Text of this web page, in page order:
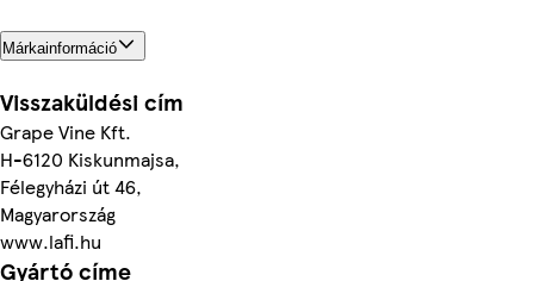
Márkainformáció
Visszaküldési cím
Grape Vine Kft.
H-6120 Kiskunmajsa,
Félegyházi út 46,
Magyarország
www.lafi.hu
Gyártó címe